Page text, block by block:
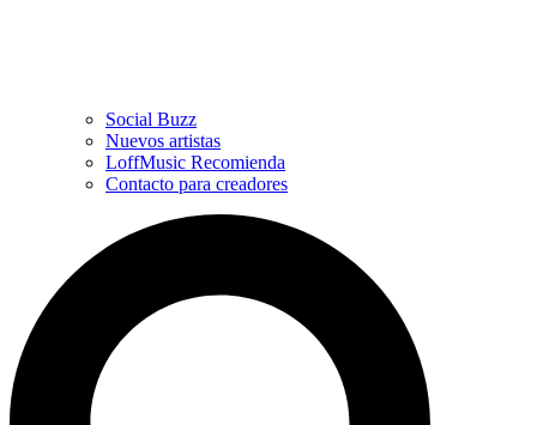
Social Buzz
Nuevos artistas
LoffMusic Recomienda
Contacto para creadores